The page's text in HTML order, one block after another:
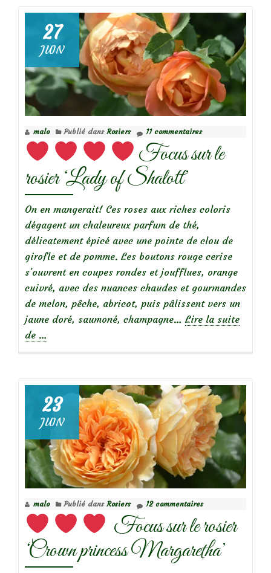
Focus
sur
le
‘Sir
Walter
Scott’
27
JUIN
malo Publié dans Rosiers 11 commentaires
Focus sur le
rosier ‘Lady of Shalott’
On en mangerait! Ces roses aux riches coloris
dégagent un chaleureux parfum de thé,
délicatement épicé avec une pointe de clou de
girofle et de pomme. Les boutons rouge cerise
s’ouvrent en coupes rondes et joufflues, orange
cuivré, avec des nuances chaudes et gourmandes
de melon, pêche, abricot, puis pâlissent vers un
jaune doré, saumoné, champagne… Lire la suite
de à
Focus
sur
le
rosier
‘Lady
of
Shalott’
…
23
JUIN
malo Publié dans Rosiers 12 commentaires
Focus sur le rosier
‘Crown princess Margaretha’